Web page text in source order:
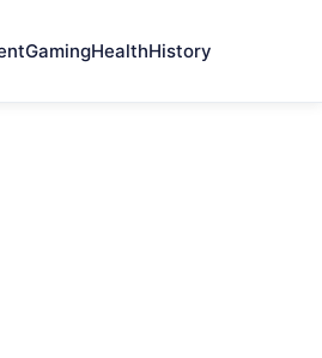
GamingHealthHistory